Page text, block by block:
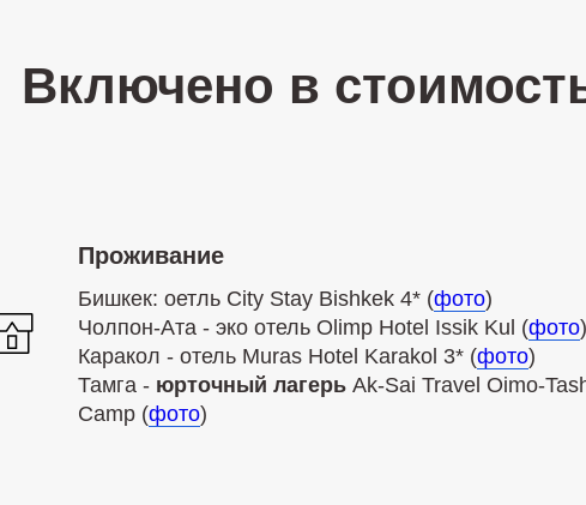
Включено в
Проживание
Бишкек: оетль City Stay Bishkek 4* (фото)
Чолпон-Ата - эко отель Olimp Hotel Issik Kul (фото)
Каракол - отель Muras Hotel Karakol 3* (фото)
Тамга - юрточный лагерь Ak-Sai Travel Oimo-
Camp (фото)